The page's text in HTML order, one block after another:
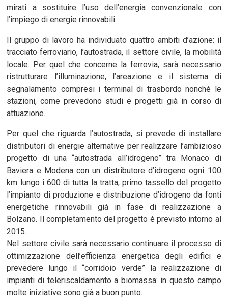
mirati a sostituire l’uso dell’energia convenzionale con
l’impiego di energie rinnovabili.
Il gruppo di lavoro ha individuato quattro ambiti d’azione: il
tracciato ferroviario, l’autostrada, il settore civile, la mobilità
locale. Per quel che concerne la ferrovia, sarà necessario
ristrutturare l’illuminazione, l’areazione e il sistema di
segnalamento compresi i terminal di trasbordo nonché le
stazioni, come prevedono studi e progetti già in corso di
attuazione.
Per quel che riguarda l’autostrada, si prevede di installare
distributori di energie alternative per realizzare l’ambizioso
progetto di una “autostrada all’idrogeno” tra Monaco di
Baviera e Modena con un distributore d’idrogeno ogni 100
km lungo i 600 di tutta la tratta; primo tassello del progetto
l’impianto di produzione e distribuzione d’idrogeno da fonti
energetiche rinnovabili già in fase di realizzazione a
Bolzano. Il completamento del progetto è previsto intorno al
2015.
Nel settore civile sarà necessario continuare il processo di
ottimizzazione dell’efficienza energetica degli edifici e
prevedere lungo il “corridoio verde” la realizzazione di
impianti di teleriscaldamento a biomassa: in questo campo
molte iniziative sono già a buon punto.